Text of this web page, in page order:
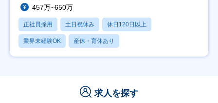
457万~650万
正社員採用 土日祝休み 休日120日以上
業界未経験OK 産休・育休あり
求人を探す